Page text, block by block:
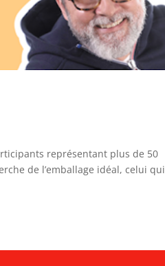
représentant plus de 50
de l’emballage idéal, celui qui